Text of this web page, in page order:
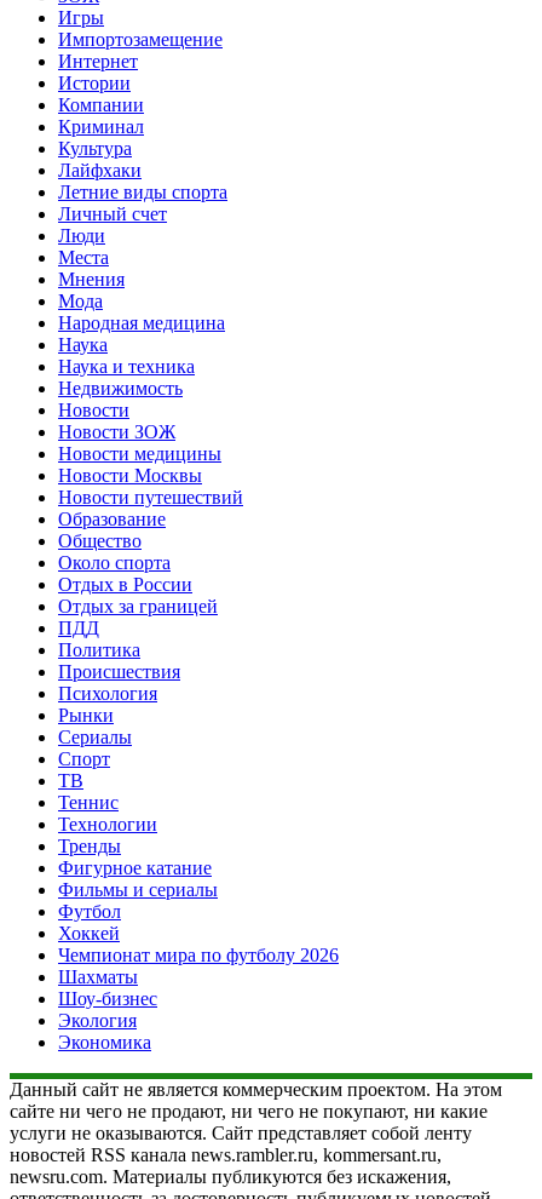
Игры
Импортозамещение
Интернет
Истории
Компании
Криминал
Культура
Лайфхаки
Летние виды спорта
Личный счет
Люди
Места
Мнения
Мода
Народная медицина
Наука
Наука и техника
Недвижимость
Новости
Новости ЗОЖ
Новости медицины
Новости Москвы
Новости путешествий
Образование
Общество
Около спорта
Отдых в России
Отдых за границей
ПДД
Политика
Происшествия
Психология
Рынки
Сериалы
Спорт
ТВ
Теннис
Технологии
Тренды
Фигурное катание
Фильмы и сериалы
Футбол
Хоккей
Чемпионат мира по футболу 2026
Шахматы
Шоу-бизнес
Экология
Экономика
Данный сайт не является коммерческим проектом. На этом
сайте ни чего не продают, ни чего не покупают, ни какие
услуги не оказываются. Сайт представляет собой ленту
новостей RSS канала news.rambler.ru, kommersant.ru,
newsru.com. Материалы публикуются без искажения,